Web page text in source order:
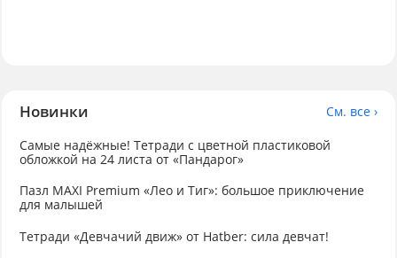
Новинки
См. все ›
Самые надёжные! Тетради с цветной пластиковой
обложкой на 24 листа от «Пандарог»
Пазл MAXI Premium «Лео и Тиг»: большое приключение
для малышей
Тетради «Девчачий движ» от Hatber: сила девчат!